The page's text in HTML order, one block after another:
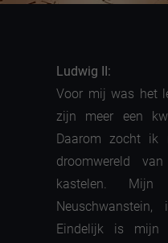
Ludwig II:
Voor mij was het
zijn meer een
Daarom zocht ik
droomwereld
kastelen. Mijn
Eindelijk is mijn